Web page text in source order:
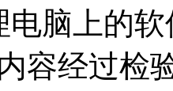
电脑上的
容经过检